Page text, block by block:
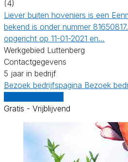
(4)
Liever buiten hoveniers is een
bekend is onder nummer
opgericht op 11-01-2021 en…
Werkgebied Luttenberg
Contactgegevens
5 jaar in bedrijf
Bezoek bedrijfspagina Bezoek
Gratis - Vrijblijvend